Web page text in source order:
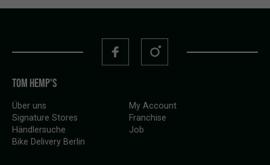
TOM HEMP'S
Über uns
Signature Stores
Händlersuche
Bike Delivery Berlin
My Account
Franchise
Job